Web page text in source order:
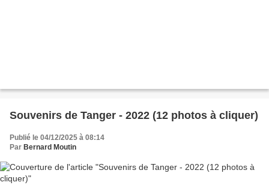
Souvenirs de Tanger - 2022 (12 photos à cliquer)
Publié le 04/12/2025 à 08:14
Par Bernard Moutin